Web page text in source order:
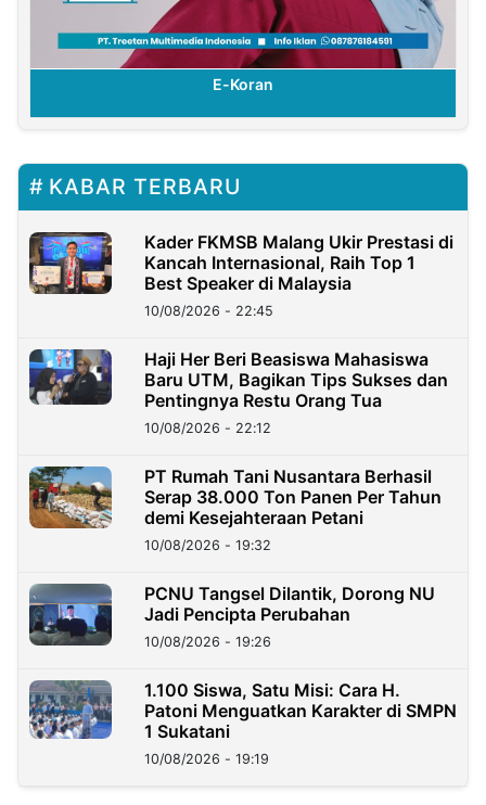
E-Koran
KABAR TERBARU
Kader FKMSB Malang Ukir Prestasi di
Kancah Internasional, Raih Top 1
Best Speaker di Malaysia
10/08/2026 - 22:45
Haji Her Beri Beasiswa Mahasiswa
Baru UTM, Bagikan Tips Sukses dan
Pentingnya Restu Orang Tua
10/08/2026 - 22:12
PT Rumah Tani Nusantara Berhasil
Serap 38.000 Ton Panen Per Tahun
demi Kesejahteraan Petani
10/08/2026 - 19:32
PCNU Tangsel Dilantik, Dorong NU
Jadi Pencipta Perubahan
10/08/2026 - 19:26
1.100 Siswa, Satu Misi: Cara H.
Patoni Menguatkan Karakter di SMPN
1 Sukatani
10/08/2026 - 19:19